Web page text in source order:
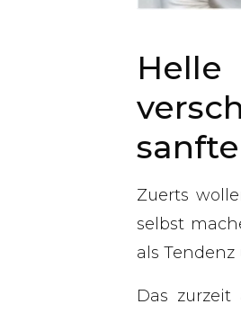
Zuerts
selbst
als
Das